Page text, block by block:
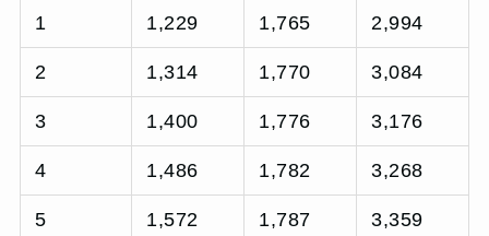
1 1,229 1,765 2,994
2 1,314 1,770 3,084
3 1,400 1,776 3,176
4 1,486 1,782 3,268
5 1,572 1,787 3,359